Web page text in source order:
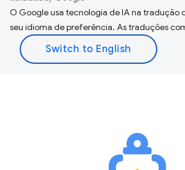
O Google usa tecnologia de IA na tradução
seu idioma de preferência. As traduções